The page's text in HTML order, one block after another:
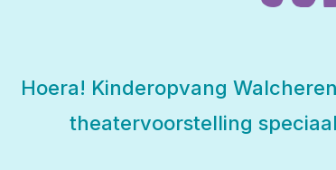
Hoera! Kinderopvang
theatervoorstelling